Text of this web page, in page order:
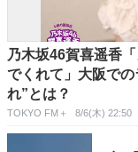
乃木坂46賀喜遥香
でくれて」大阪で
れ”とは？
TOKYO FM＋ 8/6(木) 22:50